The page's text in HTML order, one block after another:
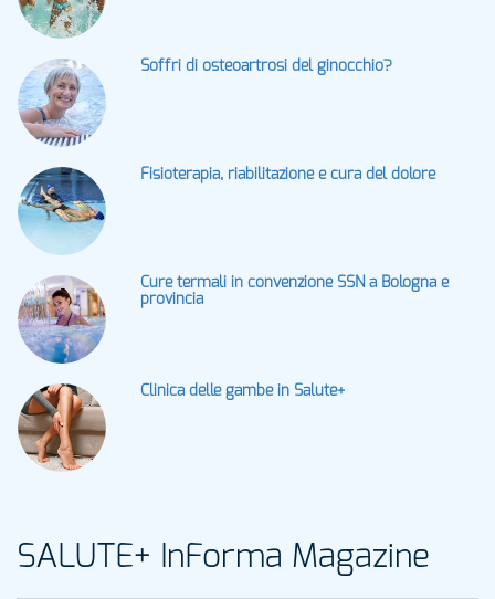
Soffri di osteoartrosi del ginocchio?
Fisioterapia, riabilitazione e cura del dolore
Cure termali in convenzione SSN a Bologna e
provincia
Clinica delle gambe in Salute+
SALUTE+ InForma Magazine